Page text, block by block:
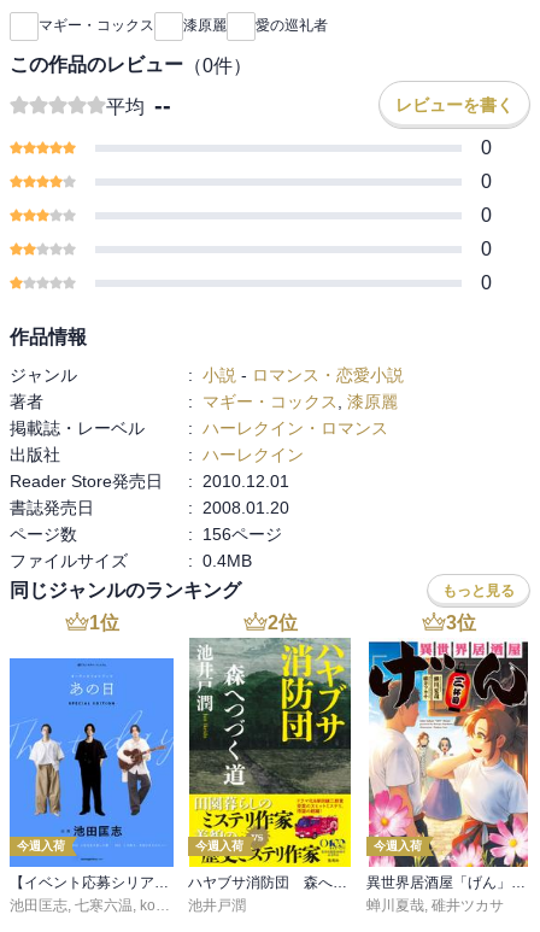
マギー・コックス 漆原麗 愛の巡礼者
この作品のレビュー （0件）
平均 -- レビューを書く
0
0
0
0
0
作品情報
ジャンル : 小説 - ロマンス・恋愛小説
著者
: マギー・コックス
漆原麗
掲載誌・レーベル
: ハーレクイン・ロマンス
出版社
: ハーレクイン
Reader Store発売日
:
2010.12.01
書誌発売日
:
2008.01.20
ページ数
:
156ページ
ファイルサイズ
: 0.4MB
同じジャンルのランキング もっと見る
1位
今週入荷
【イベント応募シリアルコード付】池田匡志出演・オーディオフォトブック「あの日」SPECIAL EDITION（音声／動画付）
池田匡志, 七寒六温, konoko58 ,村崎キコ
2位
今週入荷
ハヤブサ消防団 森へつづく道
池井戸潤
3位
今週入荷
異世界居酒屋「げん」三杯目
蝉川夏哉, 碓井ツカサ